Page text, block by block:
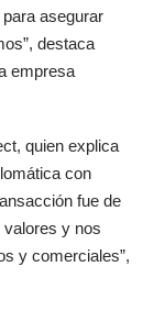
asegurar
destaca
empresa
quien explica
con
fue de
valores y nos
y comerciales”,